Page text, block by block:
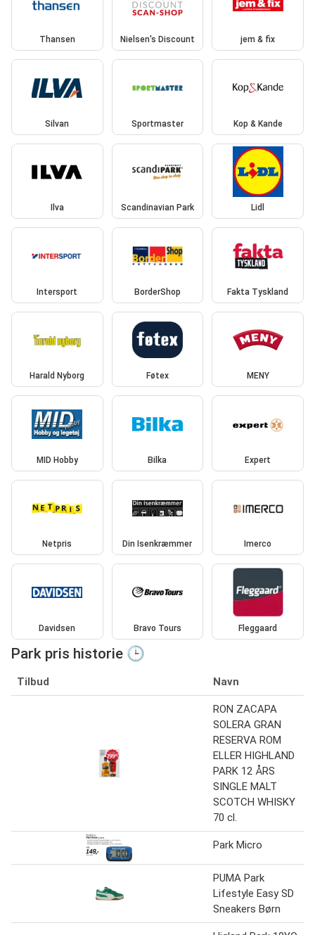
Thansen Nielsen's Discount jem & fix
Silvan Sportmaster Kop & Kande
Ilva Scandinavian Park Lidl
Intersport BorderShop Fakta Tyskland
Harald Nyborg Føtex MENY
MID Hobby Bilka Expert
Netpris Din Isenkræmmer Imerco
Davidsen Bravo Tours Fleggaard
Park pris historie 🕒
Tilbud Navn
RON ZACAPA
SOLERA GRAN
RESERVA ROM
ELLER HIGHLAND
PARK 12 ÅRS
SINGLE MALT
SCOTCH WHISKY
70 cl.
Park Micro
PUMA Park
Lifestyle Easy SD
Sneakers Børn